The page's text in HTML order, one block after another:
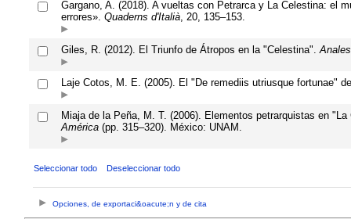
Gargano, A. (2018). A vueltas con Petrarca y La Celestina: el
errores». Quaderns d'Italià, 20, 135–153.
Giles, R. (2012). El Triunfo de Átropos en la "Celestina".
Laje Cotos, M. E. (2005). El "De remediis utriusque fortunae"
Miaja de la Peña, M. T. (2006). Elementos petrarquistas en
América(pp. 315–320). México: UNAM.
Seleccionar todo Deseleccionar todo
Opciones, de exportaci&oacute;n y de cita